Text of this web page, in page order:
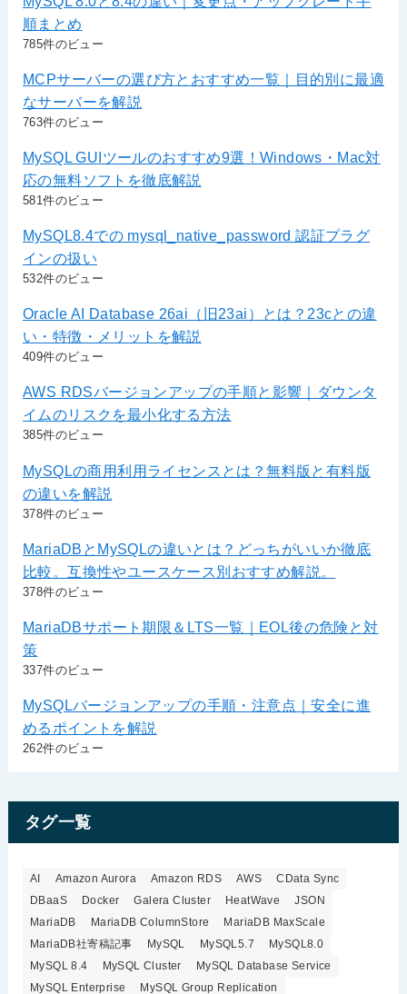
順まとめ
785件のビュー
MCPサーバーの選び方とおすすめ一覧｜目的別に最適
なサーバーを解説
763件のビュー
MySQL GUIツールのおすすめ9選！Windows・Mac対
応の無料ソフトを徹底解説
581件のビュー
MySQL8.4での mysql_native_password 認証プラグ
インの扱い
532件のビュー
Oracle AI Database 26ai（旧23ai）とは？23cとの違
い・特徴・メリットを解説
409件のビュー
AWS RDSバージョンアップの手順と影響｜ダウンタ
イムのリスクを最小化する方法
385件のビュー
MySQLの商用利用ライセンスとは？無料版と有料版
の違いを解説
378件のビュー
MariaDBとMySQLの違いとは？どっちがいいか徹底
比較。互換性やユースケース別おすすめ解説。
378件のビュー
MariaDBサポート期限＆LTS一覧｜EOL後の危険と対
策
337件のビュー
MySQLバージョンアップの手順・注意点｜安全に進
めるポイントを解説
262件のビュー
タグ一覧
AI Amazon Aurora Amazon RDS AWS
CData Sync
DBaaS
Docker Galera Cluster HeatWave
JSON
MariaDB
MariaDB ColumnStore
MariaDB MaxScale
MariaDB社寄稿記事
MySQL MySQL5.7
MySQL8.0
MySQL 8.4
MySQL Cluster
MySQL Database Service
MySQL Enterprise
MySQL Group Replication